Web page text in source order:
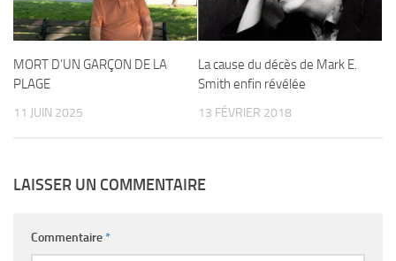
MORT D’UN GARÇON DE LA
PLAGE
11 JUIN 2025
La cause du décès de Mark E.
Smith enfin révélée
13 FÉVRIER 2018
LAISSER UN COMMENTAIRE
Commentaire*